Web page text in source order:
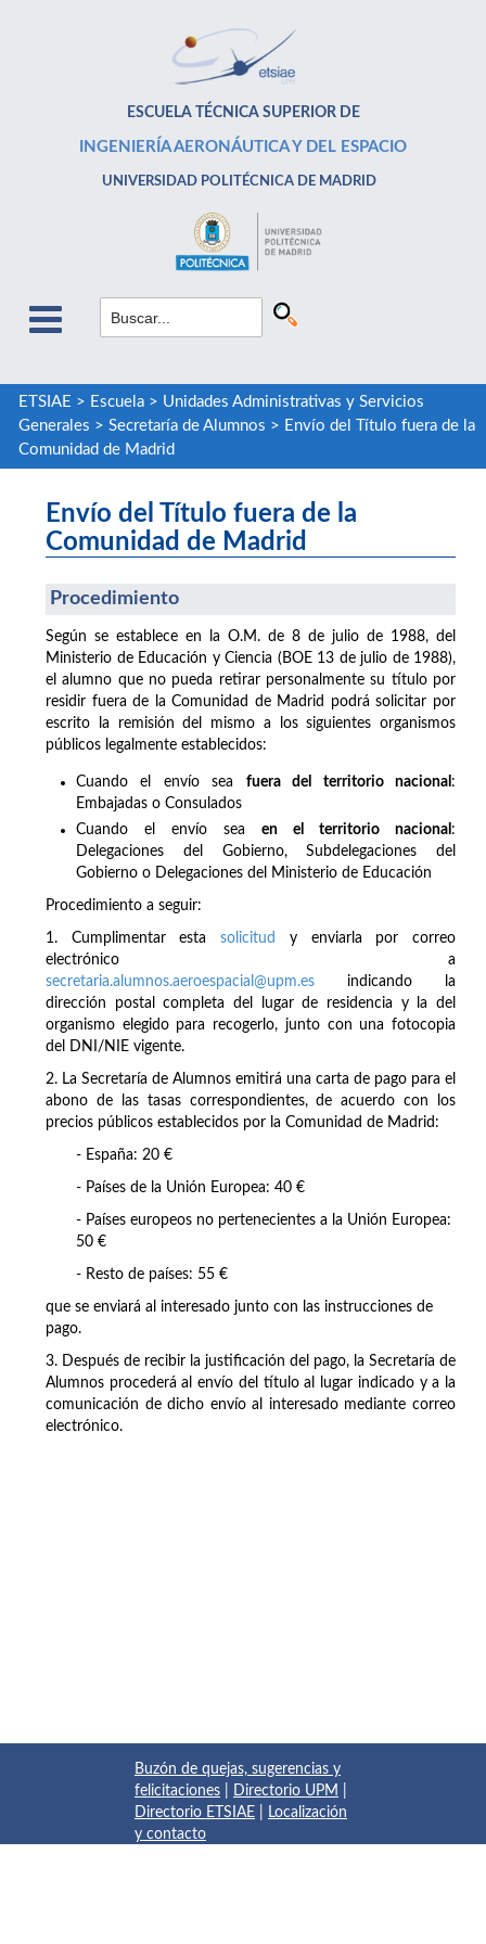
ESCUELA TÉCNICA SUPERIOR DE
INGENIERÍA AERONÁUTICA Y DEL ESPACIO
UNIVERSIDAD POLITÉCNICA DE MADRID
ETSIAE > Escuela> Unidades Administrativas y Servicios
Generales > Secretaría de Alumnos > Envío del Título fuera de la
Comunidad de Madrid
Envío del Título fuera de la
Comunidad de Madrid
Procedimiento
Según se establece en la O.M. de 8 de julio de 1988, del
Ministerio de Educación y Ciencia (BOE 13 de julio de 1988),
el alumno que no pueda retirar personalmente su título por
residir fuera de la Comunidad de Madrid podrá solicitar por
escrito la remisión del mismo a los siguientes organismos
públicos legalmente establecidos:
Cuando el envío sea fuera del territorio nacional :
Embajadas o Consulados
Cuando el envío sea en el territorio nacional :
Delegaciones del Gobierno, Subdelegaciones del
Gobierno o Delegaciones del Ministerio de Educación
Procedimiento a seguir:
1. Cumplimentar estasolicitud
y enviarla por correo
electrónico a
secretaria.alumnos.aeroespacial@upm.es indicando la
dirección postal completa del lugar de residencia y la del
organismo elegido para recogerlo, junto con una fotocopia
del DNI/NIE vigente.
2. La Secretaría de Alumnos emitirá una carta de pago para el
abono de las tasas correspondientes, de acuerdo con los
precios públicos establecidos por la Comunidad de Madrid:
- España: 20 €
- Países de la Unión Europea: 40 €
- Países europeos no pertenecientes a la Unión Europea:
50 €
- Resto de países: 55 €
que se enviará al interesado junto con las instrucciones de
pago.
3. Después de recibir la justificación del pago, la Secretaría de
Alumnos procederá al envío del título al lugar indicado y a la
comunicación de dicho envío al interesado mediante correo
electrónico.
Buzón de quejas, sugerencias y
felicitaciones
Directorio UPM
Directorio ETSIAE
Localización
y contacto